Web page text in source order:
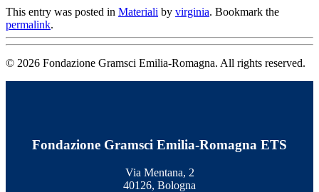
This entry was posted in Materiali by virginia. Bookmark the
permalink.
© 2026 Fondazione Gramsci Emilia-Romagna. All rights reserved.
Fondazione Gramsci Emilia-Romagna ETS
Via Mentana, 2
40126, Bologna